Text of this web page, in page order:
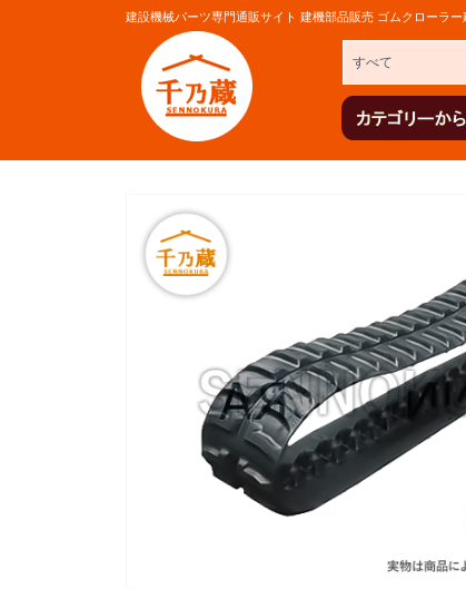
建設機械パーツ専門通販サイト 建機部品販売 ゴムクローラー